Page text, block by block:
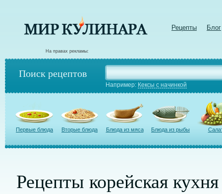
Рецепты Блог
На правах рекламы:
Поиск рецептов
Например: Кексы с начинкой
Первые блюда Вторые блюда Блюда из мяса Блюда из рыбы
Рецепты корейская кухня